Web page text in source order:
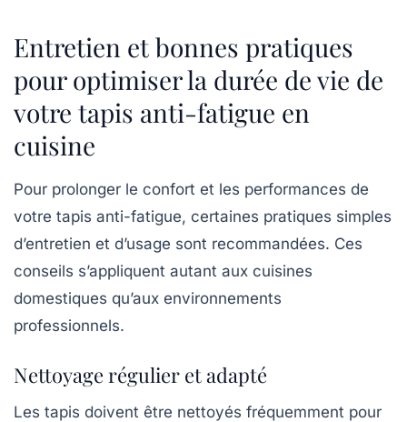
Entretien et bonnes pratiques
pour optimiser la durée de vie de
votre tapis anti-fatigue en
cuisine
Pour prolonger le confort et les performances de
votre tapis anti-fatigue, certaines pratiques simples
d’entretien et d’usage sont recommandées. Ces
conseils s’appliquent autant aux cuisines
domestiques qu’aux environnements
professionnels.
Nettoyage régulier et adapté
Les tapis doivent être nettoyés fréquemment pour